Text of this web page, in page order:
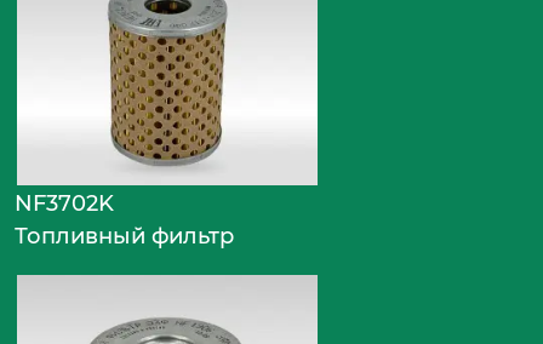
NF3702K
Топливный фильтр